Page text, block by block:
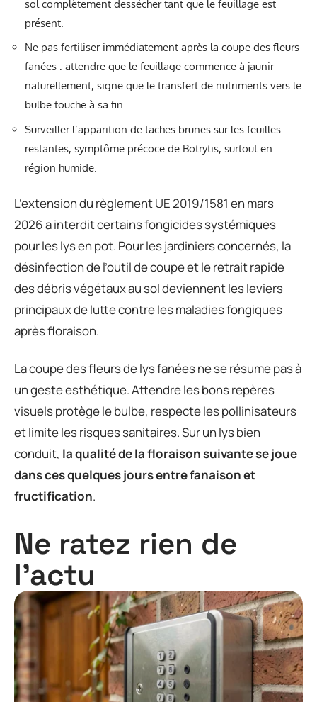
sol complètement dessécher tant que le feuillage est
présent.
Ne pas fertiliser immédiatement après la coupe des fleurs
fanées : attendre que le feuillage commence à jaunir
naturellement, signe que le transfert de nutriments vers le
bulbe touche à sa fin.
Surveiller l’apparition de taches brunes sur les feuilles
restantes, symptôme précoce de Botrytis, surtout en
région humide.
L’extension du règlement UE 2019/1581 en mars
2026 a interdit certains fongicides systémiques
pour les lys en pot. Pour les jardiniers concernés, la
désinfection de l’outil de coupe et le retrait rapide
des débris végétaux au sol deviennent les leviers
principaux de lutte contre les maladies fongiques
après floraison.
La coupe des fleurs de lys fanées ne se résume pas à
un geste esthétique. Attendre les bons repères
visuels protège le bulbe, respecte les pollinisateurs
et limite les risques sanitaires. Sur un lys bien
conduit, la qualité de la floraison suivante se joue
dans ces quelques jours entre fanaison et
fructification.
Ne ratez rien de
l'actu